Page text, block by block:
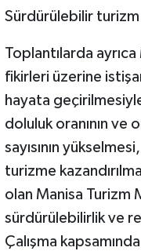
Sürdürülebilir
Toplantılarda
fikirleri üzerine
hayata
doluluk oranının ve
sayısının
turizme
olan Manisa Turizm
sürdürülebilirlik ve
Çalışma